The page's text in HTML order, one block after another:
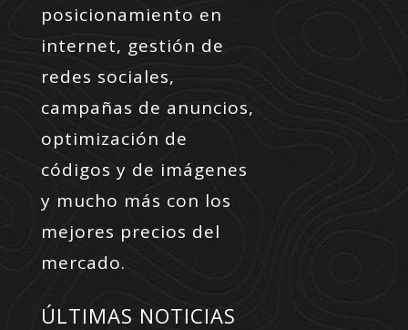
posicionamiento en
internet, gestión de
redes sociales,
campañas de anuncios,
optimización de
códigos y de imágenes
y mucho más con los
mejores precios del
mercado.
ÚLTIMAS NOTICIAS